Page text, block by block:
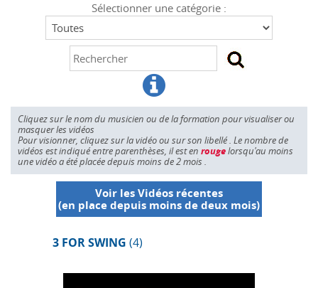
Sélectionner une catégorie :
Cliquez sur le nom du musicien ou de la formation pour visualiser ou
masquer les vidéos
Pour visionner, cliquez sur la vidéo ou sur son libellé . Le nombre de
vidéos est indiqué entre parenthèses, il est en rougelorsqu'au moins
une vidéo a été placée depuis moins de 2 mois .
Voir les Vidéos récentes
(en place depuis moins de deux mois)
3 FOR SWING (4)